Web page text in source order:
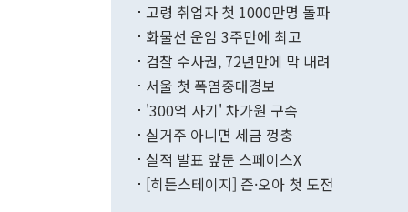
무너졌다고
함께 4자 대
"우리의 선
며 월간 기
196.9% 급
수출은
기록했지만
로 전환됐다.
고령 취업자 첫 1000만명 돌파
화물선 운임 3주만에 최고
검찰 수사권, 72년만에 막 내려
서울 첫 폭염중대경보
'300억 사기' 차가원 구속
실거주 아니면 세금 껑충
실적 발표 앞둔 스페이스X
[히든스테이지] 즌·오아 첫 도전